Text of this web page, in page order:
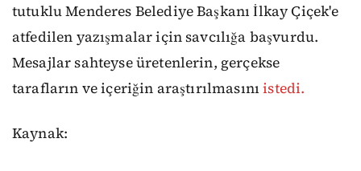
tutuklu Menderes Belediye Başkanı İlkay Çiçek'e
atfedilen yazışmalar için savcılığa başvurdu.
Mesajlar sahteyse üretenlerin, gerçekse
tarafların ve içeriğin araştırılmasınıistedi.
Kaynak: